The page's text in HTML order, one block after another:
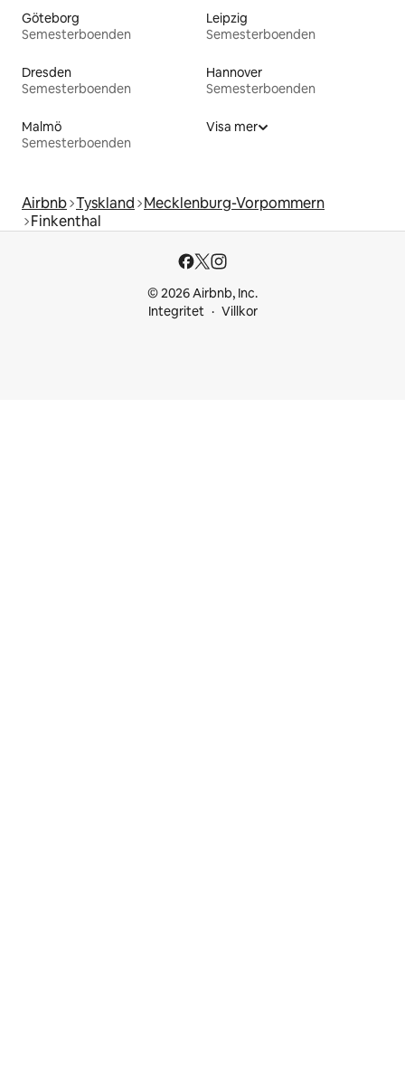
Göteborg
Semesterboenden
Leipzig
Semesterboenden
Dresden
Semesterboenden
Hannover
Semesterboenden
Malmö
Semesterboenden
Visa mer
Airbnb Tyskland Mecklenburg-Vorpommern
Finkenthal
© 2026 Airbnb, Inc.
Integritet
Villkor